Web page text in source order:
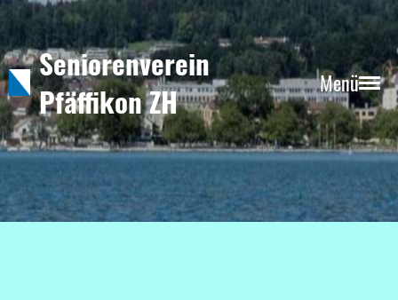
Menü
Seniorenverein
Pfäffikon ZH